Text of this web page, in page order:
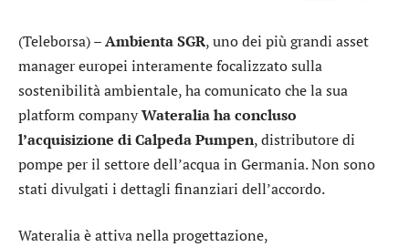
(Teleborsa) –Ambienta SGR, uno dei più grandi asset
manager europei interamente focalizzato sulla
sostenibilità ambientale, ha comunicato che la sua
platform companyWateralia ha concluso
l’acquisizione di Calpeda Pumpen, distributore di
pompe per il settore dell’acqua in Germania. Non sono
stati divulgati i dettagli finanziari dell’accordo.
Wateralia è attiva nella progettazione,